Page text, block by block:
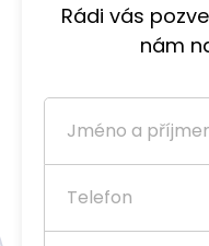
Rádi vás
nám